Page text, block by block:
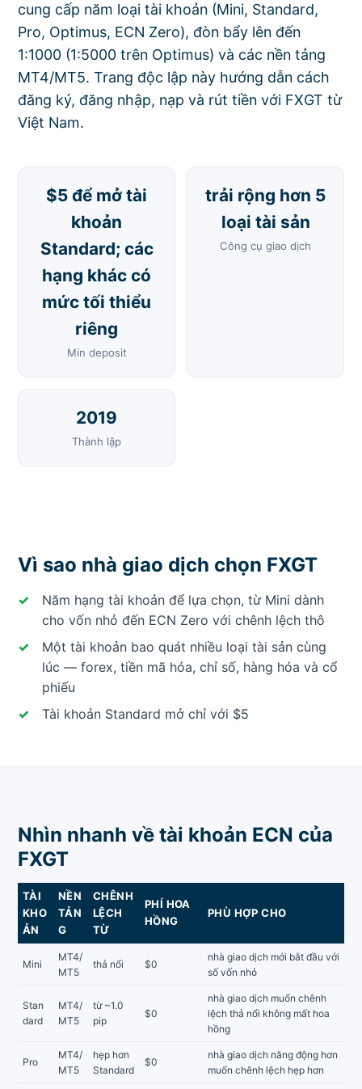
cung cấp năm loại tài khoản (Mini, Standard,
Pro, Optimus, ECN Zero), đòn bẩy lên đến
1:1000 (1:5000 trên Optimus) và các nền tảng
MT4/MT5. Trang độc lập này hướng dẫn cách
đăng ký, đăng nhập, nạp và rút tiền với FXGT từ
Việt Nam.
$5 để mở tài
khoản
Standard; các
hạng khác có
mức tối thiểu
riêng
Min deposit
trải rộng hơn 5
loại tài sản
Công cụ giao dịch
2019
Thành lập
Vì sao nhà giao dịch chọn FXGT
Năm hạng tài khoản để lựa chọn, từ Mini dành
cho vốn nhỏ đến ECN Zero với chênh lệch thô
Một tài khoản bao quát nhiều loại tài sản cùng
lúc — forex, tiền mã hóa, chỉ số, hàng hóa và cổ
phiếu
Tài khoản Standard mở chỉ với $5
Nhìn nhanh về tài khoản ECN của
FXGT
TÀI
KHO
ẢN
NỀN
TẢN
G
CHÊNH
LỆCH
TỪ
PHÍ HOA
HỒNG
PHÙ HỢP CHO
Mini
MT4/
MT5
thả nổi $0
nhà giao dịch mới bắt đầu với
số vốn nhỏ
Stan
dard
MT4/
MT5
từ ~1.0
pip
$0
nhà giao dịch muốn chênh
lệch thả nổi không mất hoa
hồng
Pro
MT4/
MT5
hẹp hơn
Standard
$0
nhà giao dịch năng động hơn
muốn chênh lệch hẹp hơn